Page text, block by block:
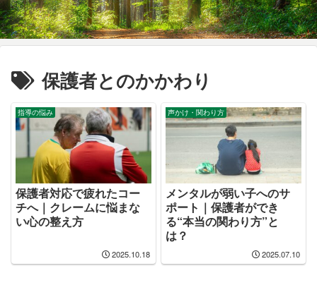
保護者とのかかわり
指導の悩み
保護者対応で疲れたコー
チへ｜クレームに悩まな
い心の整え方
2025.10.18
声かけ・関わり方
メンタルが弱い子へのサ
ポート｜保護者ができ
る“本当の関わり方”と
は？
2025.07.10